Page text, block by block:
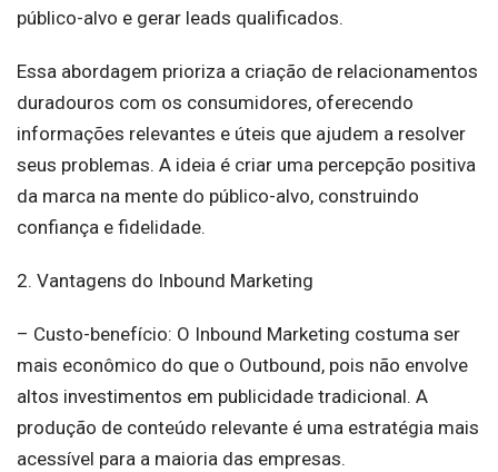
público-alvo e gerar leads qualificados.
Essa abordagem prioriza a criação de relacionamentos
duradouros com os consumidores, oferecendo
informações relevantes e úteis que ajudem a resolver
seus problemas. A ideia é criar uma percepção positiva
da marca na mente do público-alvo, construindo
confiança e fidelidade.
2. Vantagens do Inbound Marketing
– Custo-benefício: O Inbound Marketing costuma ser
mais econômico do que o Outbound, pois não envolve
altos investimentos em publicidade tradicional. A
produção de conteúdo relevante é uma estratégia mais
acessível para a maioria das empresas.